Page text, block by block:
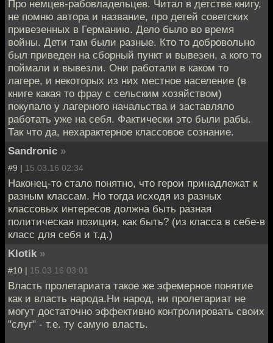
Про немцев-рабовладельцев. Читал в детстве книгу,
не помню автора и название, про детей советских
привезенных в Германию. Дело было во время
войны. Дети там были разные. Кто то добровольно
был приведен на сборный пункт и вывезен, а кого то
поймали и вывезли. Они работали в каком то
лагере, и некоторых из них местное население (в
книге какая то фрау с сельским хозяйством)
покупало у лагерного начальства и заставляло
работать уже на себя. Фактически это были рабы.
Так что да, нехарактерное классовое сознание.
Sandronic »
#9 | 15.03.16 02:34
Наконец-то стало понятно, что герои принадлежат к
разным классам. Но тогда исходя из разных
классовых интересов должна быть разная
политическая позиция, как быть? (из класса в себе-в
класс для себя и т.д.)
Klotik »
#10 | 15.03.16 03:01
Власть пролетариата такое же эфемерное понятие
как и власть народа.Ни народ, ни пролетариат не
могут достаточно эффективно контролировать своих
"слуг" - т.е. ту самую власть.